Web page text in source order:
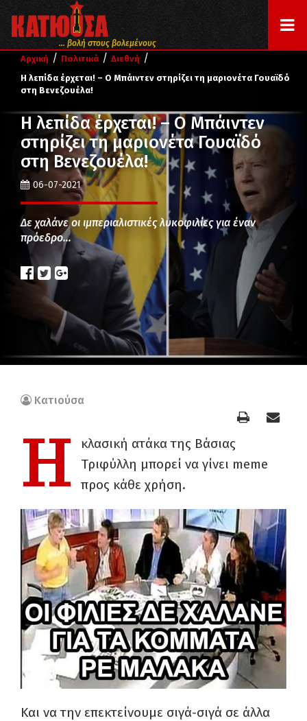
... βολή στους βολεμένους
Αρχική / Πολιτικά / Διεθνή /
Η λεπίδα έρχεται! – Ο Μπάιντεν στηρίζει τη μαριονέτα Γουαϊδό
στη Βενεζουέλα!
Η λεπίδα έρχεται! – Ο Μπάιντεν
στηρίζει τη μαριονέτα Γουαϊδό
στη Βενεζουέλα!
06-07-2021
Δε χαλάνε οι ιμπεριαλιστικές λυκοφιλίες για έναν
πρόεδρο…
Κατιούσα
Η
κλασική ατάκα της Βάσιας
Τριφύλλη μπορεί να γίνει meme
προς κάθε χρήση.
Και να την επεκτείνουμε σιγά-σιγά σε άλλα